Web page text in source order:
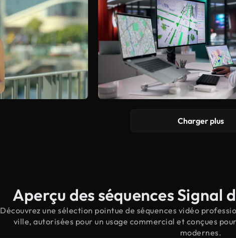
Charger plus
Aperçu des séquences Signal
Découvrez une sélection pointue de séquences vidéo
ville, autorisées pour un usage commercial et conçues
modernes.